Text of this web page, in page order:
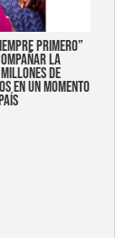
primero”
la
de
en un momento